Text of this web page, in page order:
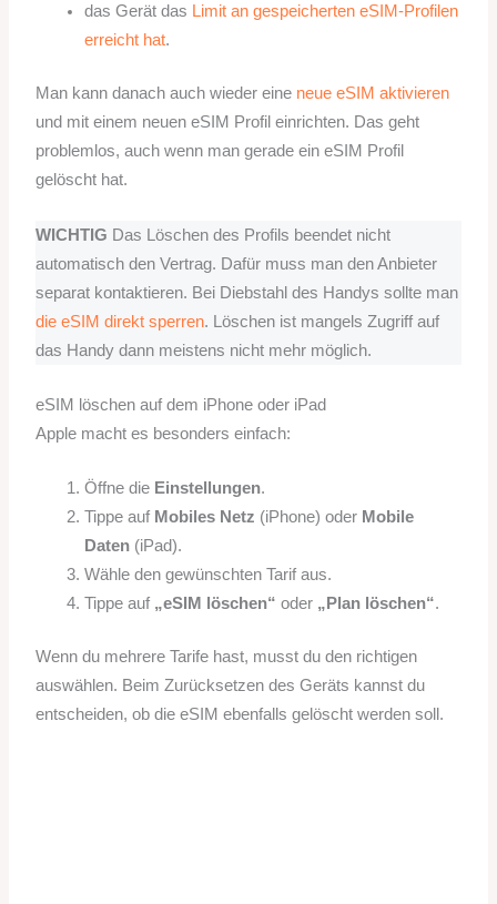
das Gerät das Limit an gespeicherten eSIM-Profilen
erreicht hat.
Man kann danach auch wieder eine neue eSIM aktivieren
und mit einem neuen eSIM Profil einrichten. Das geht
problemlos, auch wenn man gerade ein eSIM Profil
gelöscht hat.
WICHTIG Das Löschen des Profils beendet nicht
automatisch den Vertrag. Dafür muss man den Anbieter
separat kontaktieren. Bei Diebstahl des Handys sollte man
die eSIM direkt sperren. Löschen ist mangels Zugriff auf
das Handy dann meistens nicht mehr möglich.
eSIM löschen auf dem iPhone oder iPad
Apple macht es besonders einfach:
Öffne die Einstellungen.
Tippe auf Mobiles Netz (iPhone) oder Mobile
Daten (iPad).
Wähle den gewünschten Tarif aus.
Tippe auf „eSIM löschen“ oder „Plan löschen“.
Wenn du mehrere Tarife hast, musst du den richtigen
auswählen. Beim Zurücksetzen des Geräts kannst du
entscheiden, ob die eSIM ebenfalls gelöscht werden soll.